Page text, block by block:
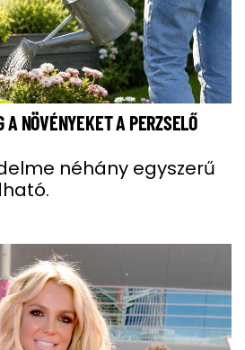
A NÖVÉNYEKET A PERZSELŐ
néhány egyszerű